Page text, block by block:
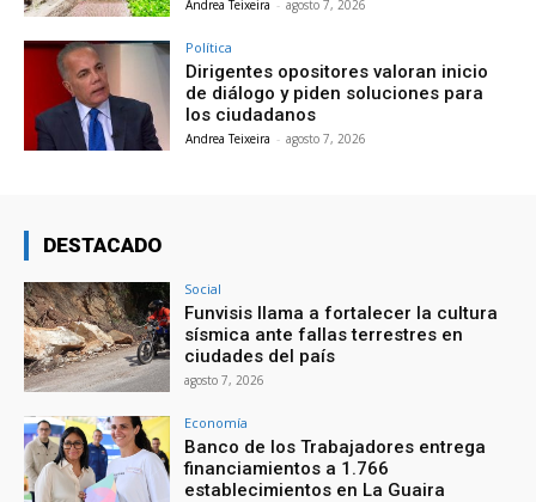
Andrea Teixeira - agosto 7, 2026
Política
Dirigentes opositores valoran inicio
de diálogo y piden soluciones para
los ciudadanos
Andrea Teixeira - agosto 7, 2026
DESTACADO
Social
Funvisis llama a fortalecer la cultura
sísmica ante fallas terrestres en
ciudades del país
agosto 7, 2026
Economía
Banco de los Trabajadores entrega
financiamientos a 1.766
establecimientos en La Guaira